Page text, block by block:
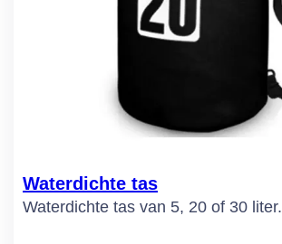
Waterdichte tas
Waterdichte tas van 5, 20 of 30 liter.